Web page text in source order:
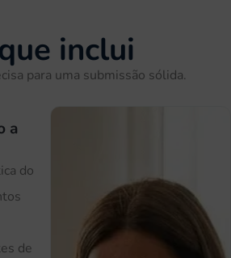
inclui
para uma submissão sólida.
a
do
de